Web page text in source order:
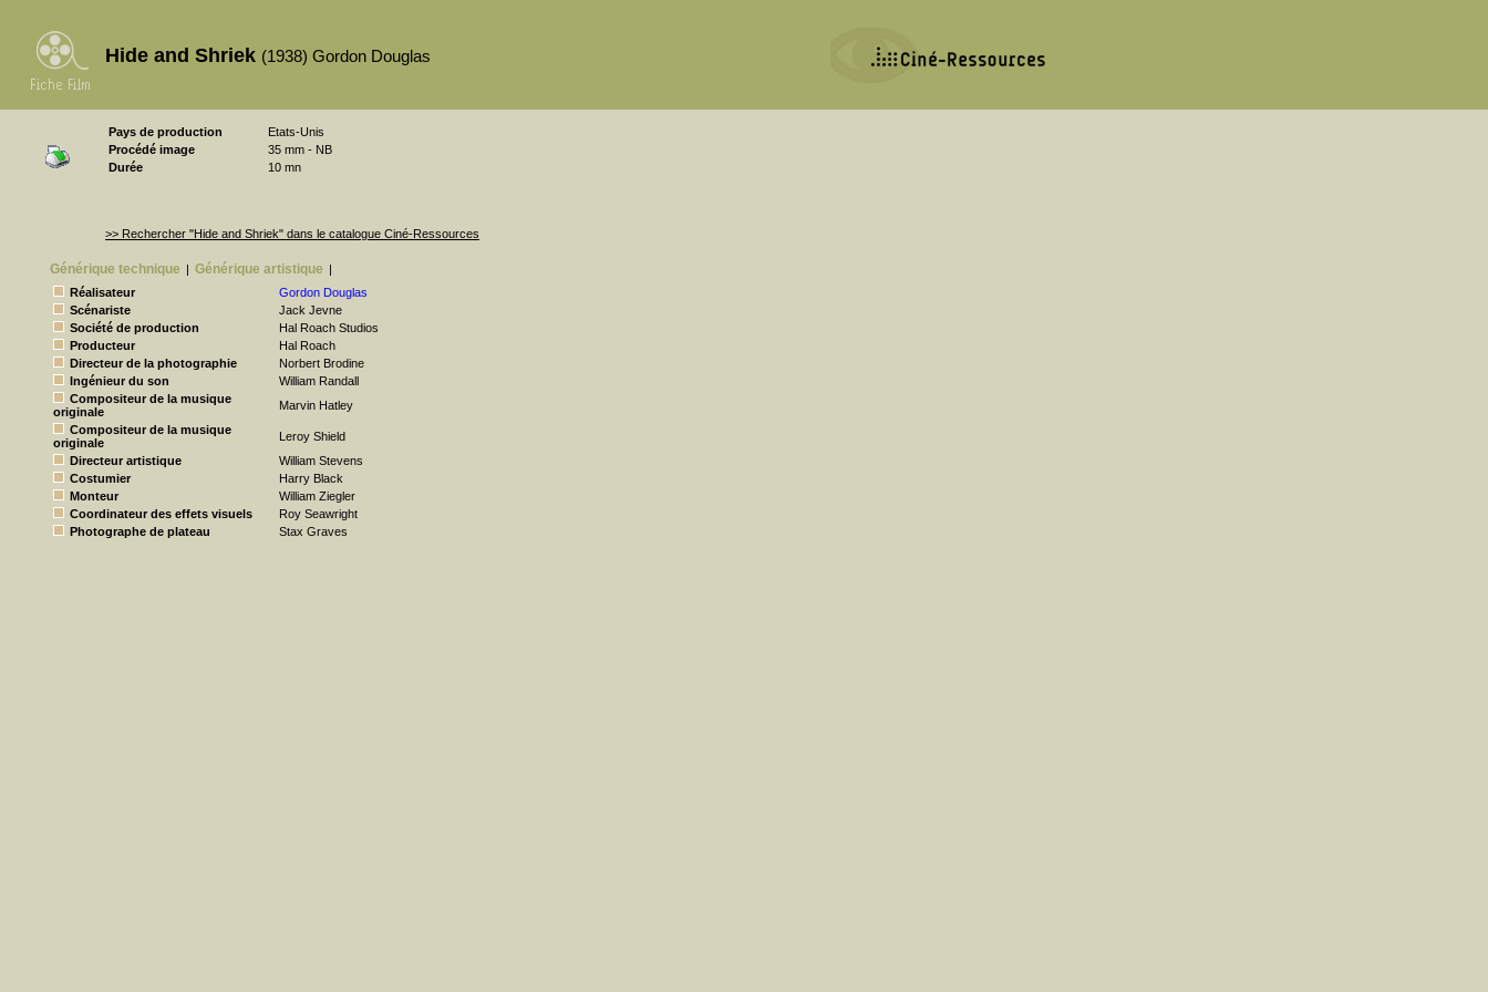
Hide and Shriek (1938) Gordon Douglas
Pays de production
Etats-Unis
Procédé image
35 mm - NB
Durée
10 mn
>> Rechercher "Hide and Shriek" dans le catalogue Ciné-Ressources
Générique technique | Générique artistique |
Réalisateur
Gordon Douglas
Scénariste
Jack Jevne
Société de production
Hal Roach Studios
Producteur
Hal Roach
Directeur de la photographie
Norbert Brodine
Ingénieur du son
William Randall
Compositeur de la musique
originale
Marvin Hatley
Compositeur de la musique
originale
Leroy Shield
Directeur artistique
William Stevens
Costumier
Harry Black
Monteur
William Ziegler
Coordinateur des effets visuels
Roy Seawright
Photographe de plateau
Stax Graves